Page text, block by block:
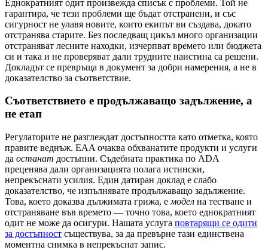
Еднократният одит произвежда списък с проблеми. Той не
гарантира, че тези проблеми ще бъдат отстранени, и със
сигурност не улавя новите, които екипът ви създава, докато
отстранява старите. Без последващ цикъл много организации
отстраняват лесните находки, изчерпват времето или бюджета
си и така и не проверяват дали трудните наистина са решени.
Докладът се превръща в документ за добри намерения, а не в
доказателство за съответствие.
Съответствието е продължаващо задължение, а
не етап
Регулаторите не разглеждат достъпността като отметка, която
правите веднъж. EAA очаква обхванатите продукти и услуги
да останат достъпни. Съдебната практика по ADA
преценява дали организацията полага истински,
непрекъснати усилия. Един датиран доклад е слабо
доказателство, че изпълнявате продължаващо задължение.
Това, което доказва дължимата грижа, е модел на тестване и
отстраняване във времето — точно това, което еднократният
одит не може да осигури. Нашата услуга повтарящи се одити
за достъпност съществува, за да превърне тази единствена
моментна снимка в непрекъснат запис.